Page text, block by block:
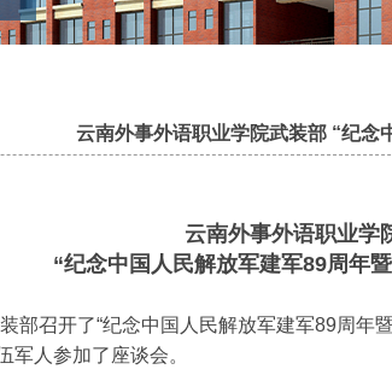
云南外事外语职业学院武装部 “纪念
云南外事外语职业学
“纪念中国人民解放军建军89周年
召开了“纪念中国人民解放军建军89周年
军人参加了座谈会。